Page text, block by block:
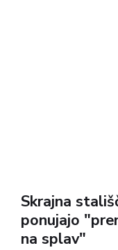
Skrajna
ponujajo
na splav"